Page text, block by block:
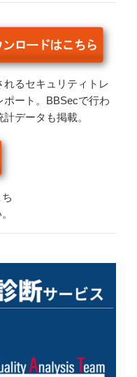
れるセキュリティトレ
ポート。BBSecで行わ
データも掲載。